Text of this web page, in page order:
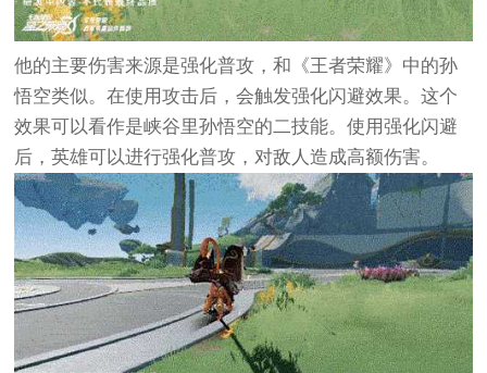
他的主要伤害来源是强化普攻，和《王者荣耀》中的孙
悟空类似。在使用攻击后，会触发强化闪避效果。这个
效果可以看作是峡谷里孙悟空的二技能。使用强化闪避
后，英雄可以进行强化普攻，对敌人造成高额伤害。